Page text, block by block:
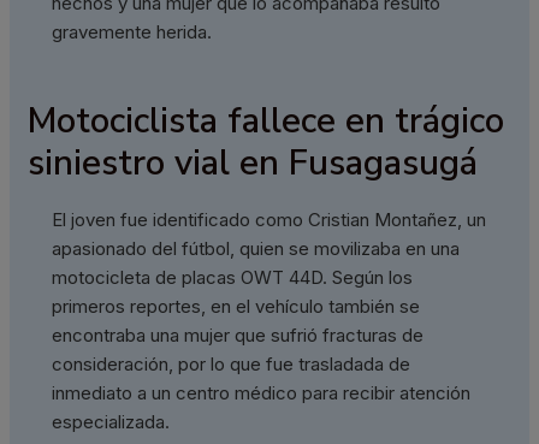
gravemente herida.
Motociclista fallece en trágico
siniestro vial en Fusagasugá
El joven fue identificado como Cristian Montañez, un
apasionado del fútbol, quien se movilizaba en una
motocicleta de placas OWT 44D. Según los
primeros reportes, en el vehículo también se
encontraba una mujer que sufrió fracturas de
consideración, por lo que fue trasladada de
inmediato a un centro médico para recibir atención
especializada.